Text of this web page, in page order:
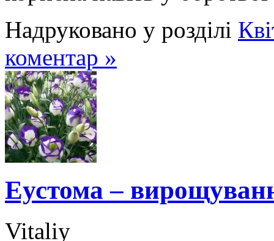
Надруковано у розділі
коментар »
Еустома –
Vitaliy